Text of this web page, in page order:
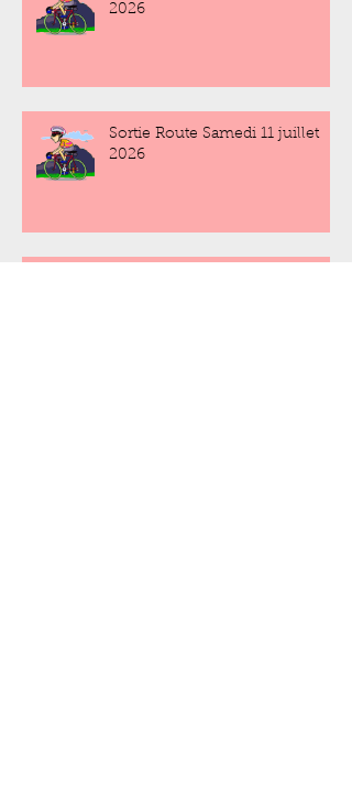
2026
Sortie Route Samedi 11 juillet
2026